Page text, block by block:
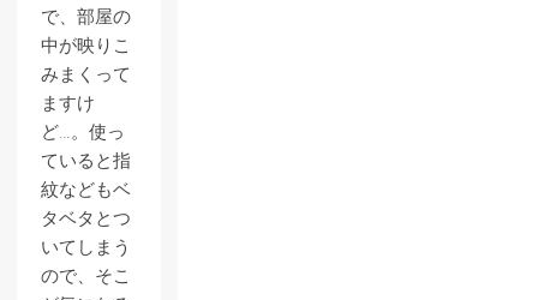
で、部屋の
中が映りこ
みまくって
ますけ
ど…。使っ
ていると指
紋などもベ
タベタとつ
いてしまう
ので、そこ